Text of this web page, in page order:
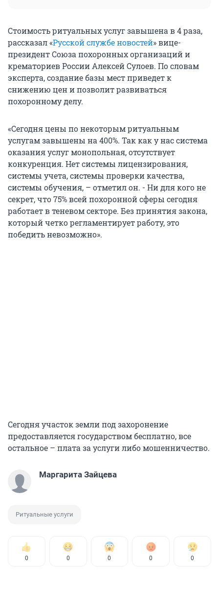
Стоимость ритуальных услуг завышена в 4 раза,
рассказал «Русской службе новостей» вице-
президент Союза похоронных организаций и
крематориев России Алексей Сулоев. По словам
эксперта, создание базы мест приведет к
снижению цен и позволит развиваться
похоронному делу.
«Сегодня цены по некоторым ритуальным
услугам завышены на 400%. Так как у нас система
оказания услуг монопольная, отсутствует
конкуренция. Нет системы лицензирования,
системы учета, системы проверки качества,
системы обучения, – отметил он. - Ни для кого не
секрет, что 75% всей похоронной сферы сегодня
работает в теневом секторе. Без принятия закона,
который четко регламентирует работу, это
победить невозможно».
Сегодня участок земли под захоронение
предоставляется государством бесплатно, все
остальное – плата за услуги либо мошенничество.
Маргарита Зайцева
Ритуальные услуги
0 0 0 0 0